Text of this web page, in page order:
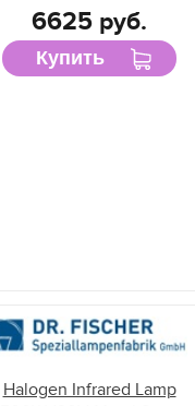
6625 руб.
Купить
Halogen Infrared Lamp